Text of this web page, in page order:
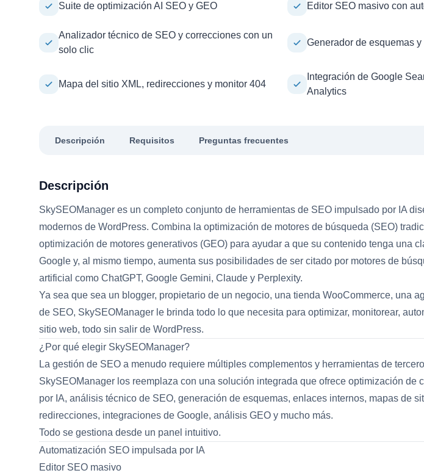
Suite de optimización AI SEO y GEO Editor SEO masivo con
Analizador técnico de SEO y correcciones con un
solo clic
Generador de esquemas
Mapa del sitio XML, redirecciones y monitor 404
Integración de Google
Analytics
Descripción Requisitos Preguntas frecuentes
Descripción
SkySEOManager es un completo conjunto de herramientas de SEO impulsado por IA
modernos de WordPress. Combina la optimización de motores de búsqueda (SEO)
optimización de motores generativos (GEO) para ayudar a que su contenido tenga una
Google y, al mismo tiempo, aumenta sus posibilidades de ser citado por motores de
artificial como ChatGPT, Google Gemini, Claude y Perplexity.
Ya sea que sea un blogger, propietario de un negocio, una tienda WooCommerce, una
de SEO, SkySEOManager le brinda todo lo que necesita para optimizar, monitorear,
sitio web, todo sin salir de WordPress.
¿Por qué elegir SkySEOManager?
La gestión de SEO a menudo requiere múltiples complementos y herramientas de
SkySEOManager los reemplaza con una solución integrada que ofrece optimización de
por IA, análisis técnico de SEO, generación de esquemas, enlaces internos, mapas de
redirecciones, integraciones de Google, análisis GEO y mucho más.
Todo se gestiona desde un panel intuitivo.
Automatización SEO impulsada por IA
Editor SEO masivo